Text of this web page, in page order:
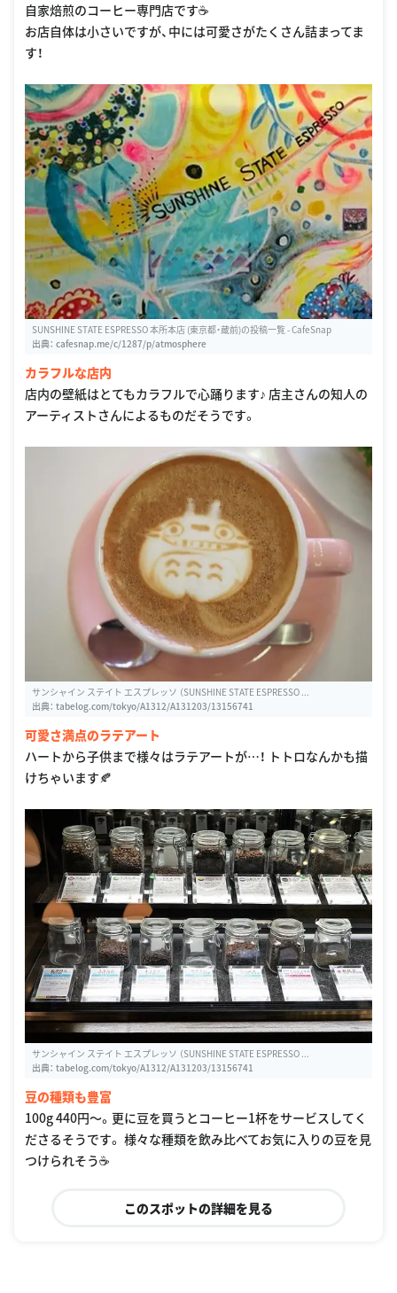
自家焙煎のコーヒー専門店です☕️
お店自体は小さいですが、中には可愛さがたくさん詰まってま
す！
SUNSHINE STATE ESPRESSO 本所本店 (東京都・蔵前)の投稿一覧 - CafeSnap
出典： cafesnap.me/c/1287/p/atmosphere
カラフルな店内
店内の壁紙はとてもカラフルで心踊ります♪ 店主さんの知人の
アーティストさんによるものだそうです。
サンシャイン ステイト エスプレッソ （SUNSHINE STATE ESPRESSO ...
出典： tabelog.com/tokyo/A1312/A131203/13156741
可愛さ満点のラテアート
ハートから子供まで様々はラテアートが…！ トトロなんかも描
けちゃいます🍂
サンシャイン ステイト エスプレッソ （SUNSHINE STATE ESPRESSO ...
出典： tabelog.com/tokyo/A1312/A131203/13156741
豆の種類も豊富
100g 440円〜。更に豆を買うとコーヒー1杯をサービスしてく
ださるそうです。 様々な種類を飲み比べてお気に入りの豆を見
つけられそう☕️
このスポットの詳細を見る